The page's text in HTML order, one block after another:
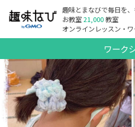
趣味とまなびで毎日を、
お教室21,000教室
オンラインレッスン・
ワーク